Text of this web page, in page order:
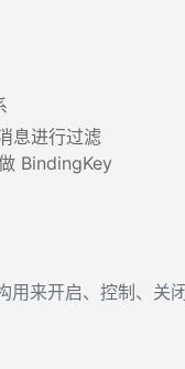
息进行过滤
BindingKey
来开启、控制、关